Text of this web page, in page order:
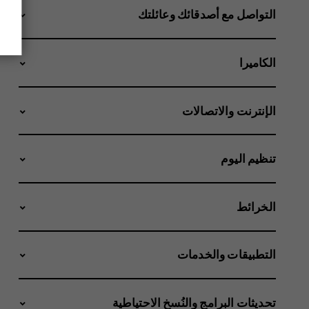
التواصل مع أصدقائك وعائلتك
الكاميرا
الإنترنت والاتصالات
تنظيم اليوم
الخرائط
التطبيقات والخدمات
تحديثات البرامج والنُسخ الاحتياطية